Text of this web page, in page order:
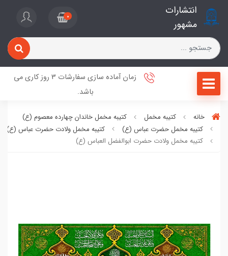
انتشارات
مشهور
0
زمان آماده سازی سفارشات 3 روز کاری می
باشد.
خانه کتیبه مخمل
کتیبه مخمل خاندان چهارده معصوم (ع)
کتیبه مخمل حضرت عباس (ع)
کتیبه مخمل ولادت حضرت عباس (ع)
کتیبه مخمل ولادت حضرت ابوالفضل العباس (ع)